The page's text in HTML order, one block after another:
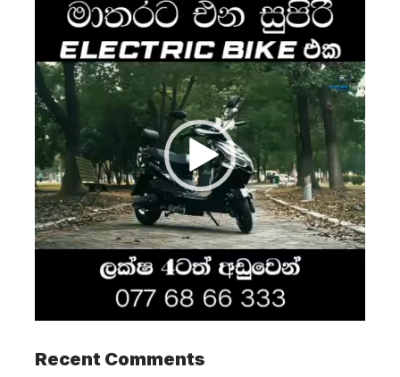
Player
Recent Comments